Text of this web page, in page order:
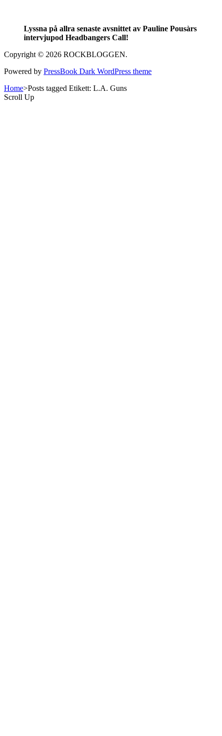
Lyssna på allra senaste avsnittet av Pauline Pousàrs
intervjupod Headbangers Call!
Copyright © 2026 ROCKBLOGGEN.
Powered by PressBook Dark WordPress theme
Home>Posts tagged Etikett: L.A. Guns
Scroll Up